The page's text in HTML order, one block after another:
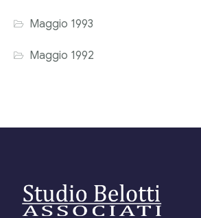
Maggio 1993
Maggio 1992